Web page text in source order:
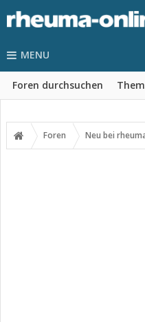
MENU
Foren durchsuchen
Foren Neu bei